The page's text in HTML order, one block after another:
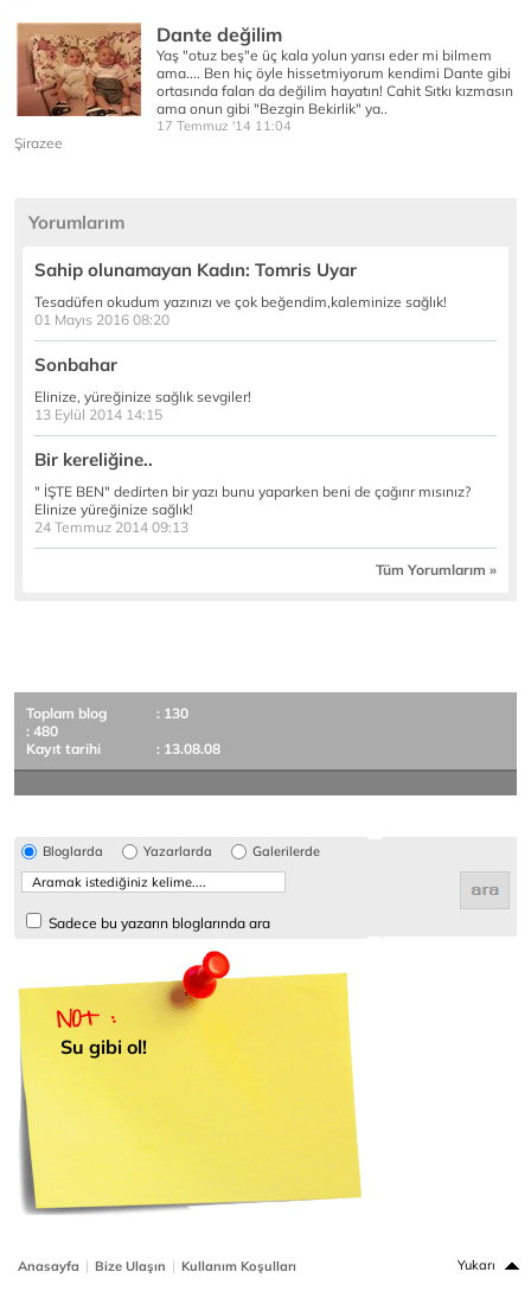
Dante değilim
Yaş "otuz beş"e üç kala yolun yarısı eder mi bilmem
ama.... Ben hiç öyle hissetmiyorum kendimi Dante gibi
ortasında falan da değilim hayatın! Cahit Sıtkı kızmasın
ama onun gibi "Bezgin Bekirlik" ya..
17 Temmuz '14 11:04
Şirazee
Yorumlarım
Sahip olunamayan Kadın: Tomris Uyar
Tesadüfen okudum yazınızı ve çok beğendim,kaleminize sağlık!
01 Mayıs 2016 08:20
Sonbahar
Elinize, yüreğinize sağlık sevgiler!
13 Eylül 2014 14:15
Bir kereliğine..
" İŞTE BEN" dedirten bir yazı bunu yaparken beni de çağırır mısınız?
Elinize yüreğinize sağlık!
24 Temmuz 2014 09:13
Tüm Yorumlarım »
Toplam blog
: 130
: 480
Kayıt tarihi
: 13.08.08
Bloglarda Yazarlarda Galerilerde
Sadece bu yazarın bloglarında ara
Su gibi ol!
Anasayfa | Bize Ulaşın | Kullanım Koşulları Yukarı